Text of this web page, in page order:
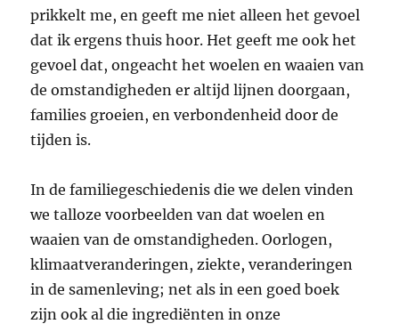
prikkelt me, en geeft me niet alleen het gevoel
dat ik ergens thuis hoor. Het geeft me ook het
gevoel dat, ongeacht het woelen en waaien van
de omstandigheden er altijd lijnen doorgaan,
families groeien, en verbondenheid door de
tijden is.
In de familiegeschiedenis die we delen vinden
we talloze voorbeelden van dat woelen en
waaien van de omstandigheden. Oorlogen,
klimaatveranderingen, ziekte, veranderingen
in de samenleving; net als in een goed boek
zijn ook al die ingrediënten in onze